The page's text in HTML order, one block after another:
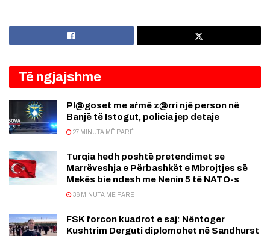
Të ngjajshme
Pl@goset me aŕmë z@rri një person në
Banjë të Istogut, policia jep detaje
27 MINUTA MË PARË
Turqia hedh poshtë pretendimet se
Marrëveshja e Përbashkët e Mbrojtjes së
Mekës bie ndesh me Nenin 5 të NATO-s
36 MINUTA MË PARË
FSK forcon kuadrot e saj: Nëntoger
Kushtrim Derguti diplomohet në Sandhurst